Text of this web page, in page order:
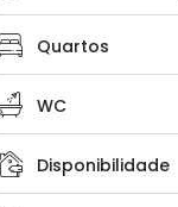
Quartos
WC
Disponibilidade